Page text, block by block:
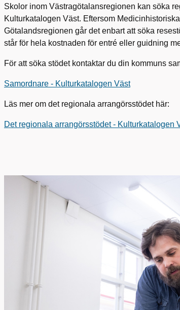
Skolor inom Västragötalansregionen kan söka
Kulturkatalogen Väst. Eftersom
Götalandsregionen går det enbart att söka
står för hela kostnaden för entré eller guidning
För att söka stödet kontaktar du din kommuns
Samordnare - Kulturkatalogen Väst
Läs mer om det regionala arrangörsstödet här:
Det regionala arrangörsstödet - Kulturkatalogen